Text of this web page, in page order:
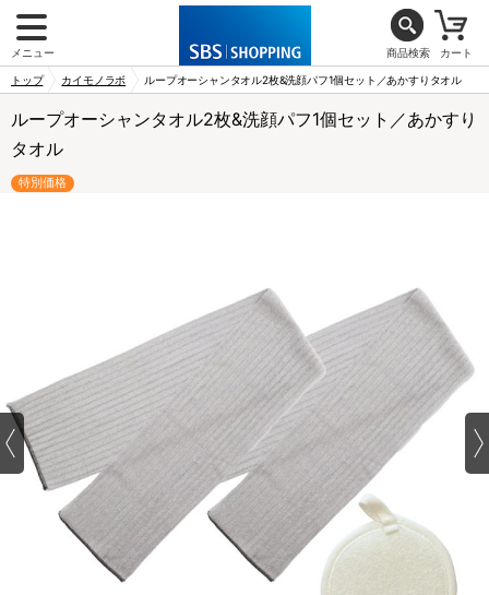
メニュー 商品検索 カート
トップ カイモノラボ ループオーシャンタオル2枚&洗顔パフ1個セット／あかすりタオル
ループオーシャンタオル2枚&洗顔パフ1個セット／あかすり
タオル
特別価格